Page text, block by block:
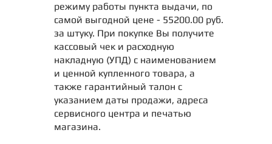
режиму работы пункта выдачи, по
самой выгодной цене - 55200.00 руб.
за штуку. При покупке Вы получите
кассовый чек и расходную
накладную (УПД) с наименованием
и ценной купленного товара, а
также гарантийный талон с
указанием даты продажи, адреса
сервисного центра и печатью
магазина.